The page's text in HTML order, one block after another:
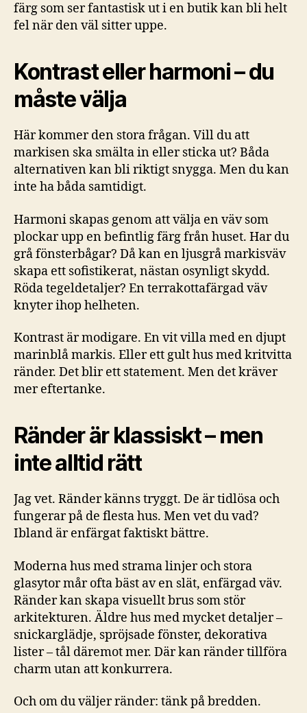
färg som ser fantastisk ut i en butik kan bli helt
fel när den väl sitter uppe.
Kontrast eller harmoni – du
måste välja
Här kommer den stora frågan. Vill du att
markisen ska smälta in eller sticka ut? Båda
alternativen kan bli riktigt snygga. Men du kan
inte ha båda samtidigt.
Harmoni skapas genom att välja en väv som
plockar upp en befintlig färg från huset. Har du
grå fönsterbågar? Då kan en ljusgrå markisväv
skapa ett sofistikerat, nästan osynligt skydd.
Röda tegeldetaljer? En terrakottafärgad väv
knyter ihop helheten.
Kontrast är modigare. En vit villa med en djupt
marinblå markis. Eller ett gult hus med kritvitta
ränder. Det blir ett statement. Men det kräver
mer eftertanke.
Ränder är klassiskt – men
inte alltid rätt
Jag vet. Ränder känns tryggt. De är tidlösa och
fungerar på de flesta hus. Men vet du vad?
Ibland är enfärgat faktiskt bättre.
Moderna hus med strama linjer och stora
glasytor mår ofta bäst av en slät, enfärgad väv.
Ränder kan skapa visuellt brus som stör
arkitekturen. Äldre hus med mycket detaljer –
snickarglädje, spröjsade fönster, dekorativa
lister – tål däremot mer. Där kan ränder tillföra
charm utan att konkurrera.
Och om du väljer ränder: tänk på bredden.